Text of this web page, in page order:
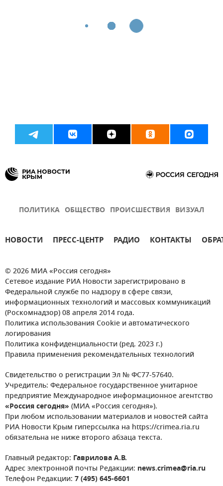
ПОЛИТИКА ОБЩЕСТВО ПРОИСШЕСТВИЯ ВИЗУАЛ
НОВОСТИ ПРЕСС-ЦЕНТР РАДИО КОНТАКТЫ
© 2026 МИА «Россия сегодня»
Сетевое издание РИА Новости зарегистрировано в
Федеральной службе по надзору в сфере связи,
информационных технологий и массовых коммуникаций
(Роскомнадзор) 08 апреля 2014 года.
Политика использования Cookie и автоматического
логирования
Политика конфиденциальности (ред. 2023 г.)
Правила применения рекомендательных технологий
Свидетельство о регистрации Эл № ФС77-57640.
Учредитель: Федеральное государственное унитарное
предприятие Международное информационное агентство
«Россия сегодня» (МИА «Россия сегодня»).
При любом использовании материалов и новостей сайта
РИА Новости Крым гиперссылка на https://crimea.ria.ru
обязательна не ниже второго абзаца текста.
Главный редактор: Гаврилова А.В.
Адрес электронной почты Редакции: news.crimea@ria.ru
Телефон Редакции: 7 (495) 645-6601